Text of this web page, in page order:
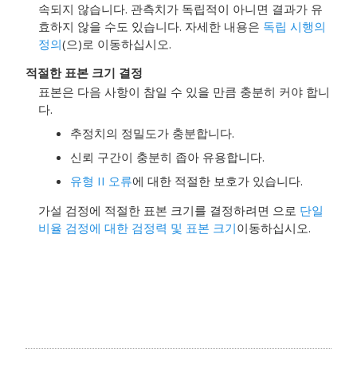
속되지 않습니다. 관측치가 독립적이 아니면 결과가 유
효하지 않을 수도 있습니다. 자세한 내용은 독립 시행의
정의(으)로 이동하십시오.
적절한 표본 크기 결정
표본은 다음 사항이 참일 수 있을 만큼 충분히 커야 합니
다.
추정치의 정밀도가 충분합니다.
신뢰 구간이 충분히 좁아 유용합니다.
유형 II 오류에 대한 적절한 보호가 있습니다.
가설 검정에 적절한 표본 크기를 결정하려면 으로 단일
비율 검정에 대한 검정력 및 표본 크기이동하십시오.